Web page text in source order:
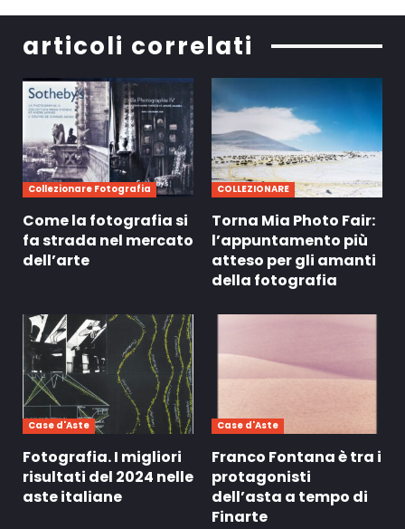
articoli correlati
Collezionare Fotografia
Come la fotografia si
fa strada nel mercato
dell’arte
COLLEZIONARE
Torna Mia Photo Fair:
l’appuntamento più
atteso per gli amanti
della fotografia
Case d'Aste
Fotografia. I migliori
risultati del 2024 nelle
aste italiane
Case d'Aste
Franco Fontana è tra i
protagonisti
dell’asta a tempo di
Finarte